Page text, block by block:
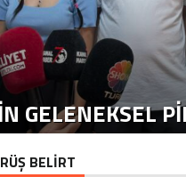
GELENEKSEL
BELİRT